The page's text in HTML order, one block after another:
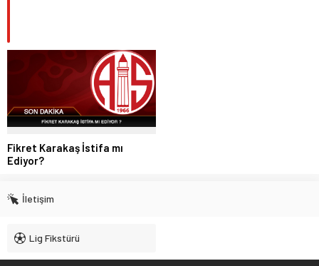
Fikret Karakaş İstifa mı
Ediyor?
İletişim
Lig Fikstürü